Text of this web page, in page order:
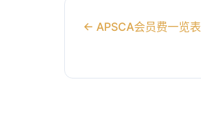
← APSCA会员费一览表